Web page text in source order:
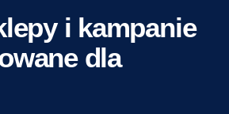
i kampanie
dla